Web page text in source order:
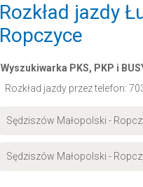
Rozkład jazdy
Ropczyce
Wyszukiwarka PKS, PKP i
Rozkład jazdy przez telefon:
Sędziszów Małopolski -
Sędziszów Małopolski -